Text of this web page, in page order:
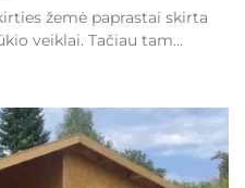
žemė paprastai skirta
veiklai. Tačiau tam...